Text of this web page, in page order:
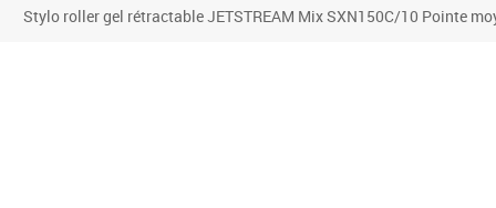
Stylo roller gel rétractable JETSTREAM Mix SXN150C/10 Pointe